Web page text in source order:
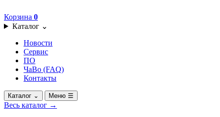
Корзина 0
Каталог ⌄
Новости
Сервис
ПО
ЧаВо (FAQ)
Контакты
Каталог ⌄ Меню ☰
Весь каталог →